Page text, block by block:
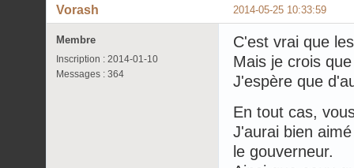
2014-05-25 10:33:59
Vorash
Membre
Inscription : 2014-01-10
Messages : 364
C'est vrai que
Mais je crois
J'espère que
En tout cas,
J'aurai bien
le gouverneur.